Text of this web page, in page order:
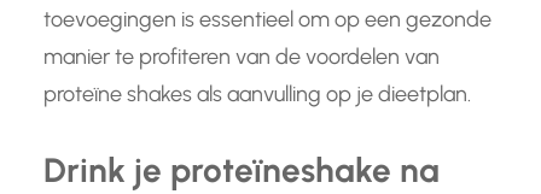
toevoegingen is essentieel om op een gezonde
manier te profiteren van de voordelen van
proteïne shakes als aanvulling op je dieetplan.
Drink je proteïneshake na